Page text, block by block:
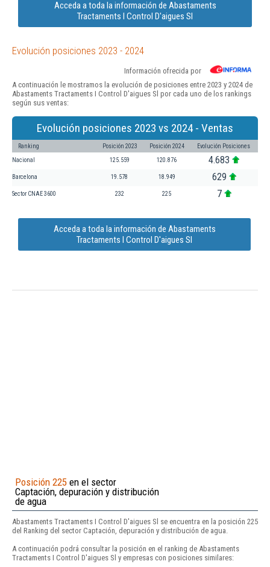
Acceda a toda la información de Abastaments
Tractaments I Control D'aigues Sl
Evolución posiciones 2023 - 2024
Información ofrecida por
A continuación le mostramos la evolución de posiciones entre 2023 y 2024 de
Abastaments Tractaments I Control D'aigues Sl por cada uno de los rankings
según sus ventas:
Evolución posiciones 2023 vs 2024 - Ventas
Ranking Posición 2023 Posición 2024 Evolución Posiciones
Nacional 125.559 120.876 4.683
Barcelona 19.578 18.949 629
Sector CNAE 3600 232 225 7
Acceda a toda la información de Abastaments
Tractaments I Control D'aigues Sl
Posición 225 en el sector
Captación, depuración y distribución
de agua
Abastaments Tractaments I Control D'aigues Sl se encuentra en la posición 225
del Ranking del sector Captación, depuración y distribución de agua.
A continuación podrá consultar la posición en el ranking de Abastaments
Tractaments I Control D'aigues Sl y empresas con posiciones similares: